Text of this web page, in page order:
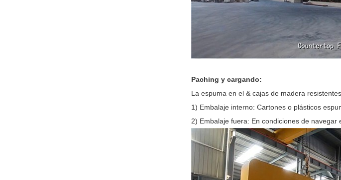
Paching y cargando:
La espuma en el & cajas de madera
1) Embalaje interno: Cartones o plásticos
2) Embalaje fuera: En condiciones de navegar